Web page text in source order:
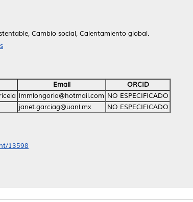
Cambio social, Calentamiento global.
Email
ORCID
lmmlongoria@hotmail.com NO ESPECIFICADO
janet.garciag@uanl.mx
NO ESPECIFICADO
13598